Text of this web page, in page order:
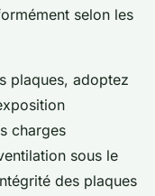
selon les
plaques, adoptez
charges
sous le
des plaques